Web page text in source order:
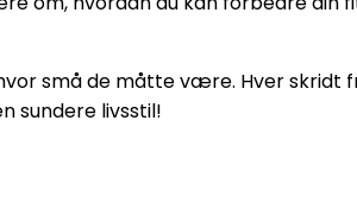
små de måtte være. Hver
sundere livsstil!